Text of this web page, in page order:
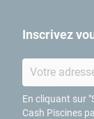
Inscrivez
En cliquant sur
Cash Piscines